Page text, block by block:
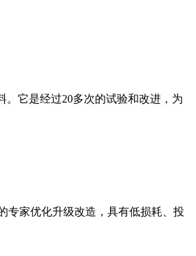
它是经过20多次的试验和改进，为
专家优化升级改造，具有低损耗、投